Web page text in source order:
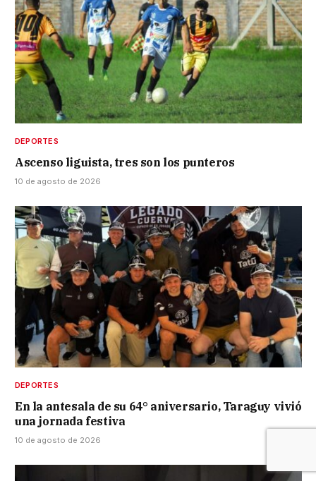
DEPORTES
Ascenso liguista, tres son los punteros
10 de agosto de 2026
DEPORTES
En la antesala de su 64° aniversario, Taraguy vivió
una jornada festiva
10 de agosto de 2026